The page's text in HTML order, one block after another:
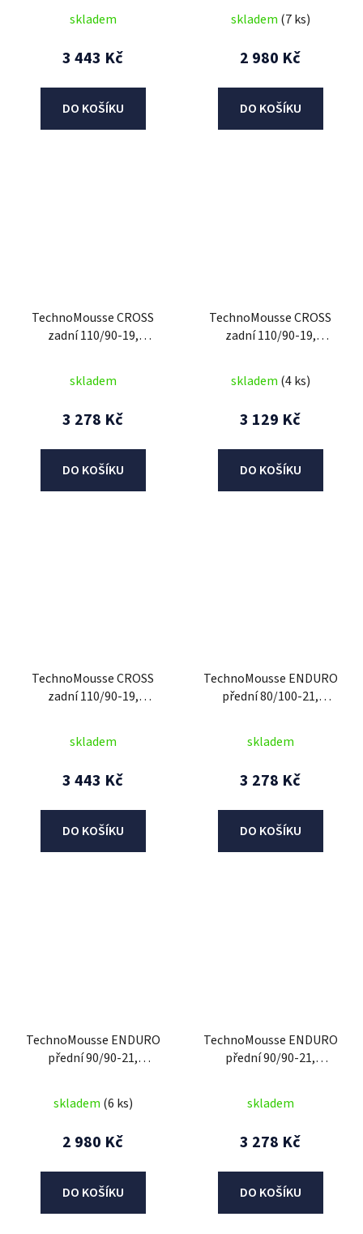
skladem
3 443 Kč
DO KOŠÍKU
SERIES , standardní
směs)
skladem (7 ks)
2 980 Kč
DO KOŠÍKU
TechnoMousse CROSS
zadní 110/90-19,
směs)
skladem
3 278 Kč
DO KOŠÍKU
TechnoMousse CROSS
zadní 110/90-19,
SERIES , měkčí směs)
skladem (4 ks)
3 129 Kč
DO KOŠÍKU
TechnoMousse CROSS
zadní 110/90-19,
SERIES = měkčí směs)
skladem
3 443 Kč
DO KOŠÍKU
TechnoMousse ENDURO
přední 80/100-21,
SERIES = standardní
směs)
skladem
3 278 Kč
DO KOŠÍKU
TechnoMousse ENDURO
přední 90/90-21,
SERIES , standardní
směs)
skladem (6 ks)
2 980 Kč
DO KOŠÍKU
TechnoMousse ENDURO
přední 90/90-21,
směs)
skladem
3 278 Kč
DO KOŠÍKU